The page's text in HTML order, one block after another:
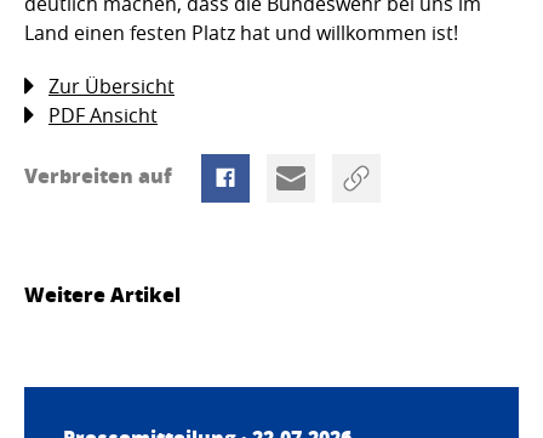
Land einen festen Platz hat und willkommen ist!
Zur Übersicht
PDF Ansicht
Verbreiten auf
Weitere Artikel